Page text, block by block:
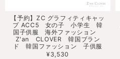
【予約】ZC グラフィティキャッ
プ ACC5 女の子 小学生 韓
国子供服 海外ファッション
Z'an CLOVER 韓国ブラン
ド 韓国ファッション 子供服
¥3,530